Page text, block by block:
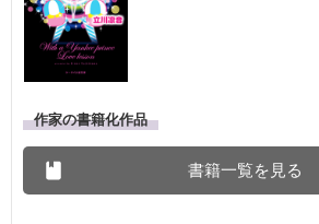
作家の書籍化作品
書籍一覧を見る